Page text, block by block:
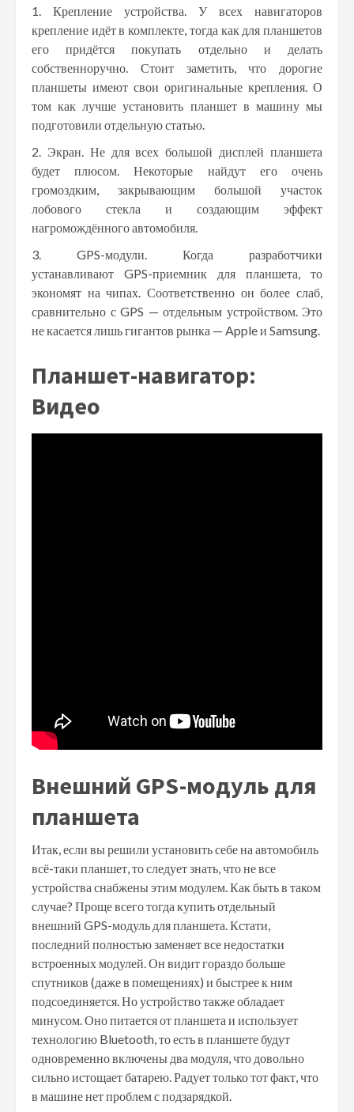
Крепление устройства. У всех навигаторов
крепление идёт в комплекте, тогда как для планшетов
его придётся покупать отдельно и делать
собственноручно. Стоит заметить, что дорогие
планшеты имеют свои оригинальные крепления. О
том как лучше установить планшет в машину мы
подготовили отдельную статью.
Экран. Не для всех большой дисплей планшета
будет плюсом. Некоторые найдут его очень
громоздким, закрывающим большой участок
лобового стекла и создающим эффект
нагромождённого автомобиля.
GPS-модули. Когда разработчики
устанавливают GPS-приемник для планшета, то
экономят на чипах. Соответственно он более слаб,
сравнительно с GPS — отдельным устройством. Это
не касается лишь гигантов рынка — Apple и Samsung.
Планшет-навигатор:
Видео
Внешний GPS-модуль для
планшета
Итак, если вы решили установить себе на автомобиль
всё-таки планшет, то следует знать, что не все
устройства снабжены этим модулем. Как быть в таком
случае? Проще всего тогда купить отдельный
внешний GPS-модуль для планшета. Кстати,
последний полностью заменяет все недостатки
встроенных модулей. Он видит гораздо больше
спутников (даже в помещениях) и быстрее к ним
подсоединяется. Но устройство также обладает
минусом. Оно питается от планшета и использует
технологию Bluetooth, то есть в планшете будут
одновременно включены два модуля, что довольно
сильно истощает батарею. Радует только тот факт, что
в машине нет проблем с подзарядкой.